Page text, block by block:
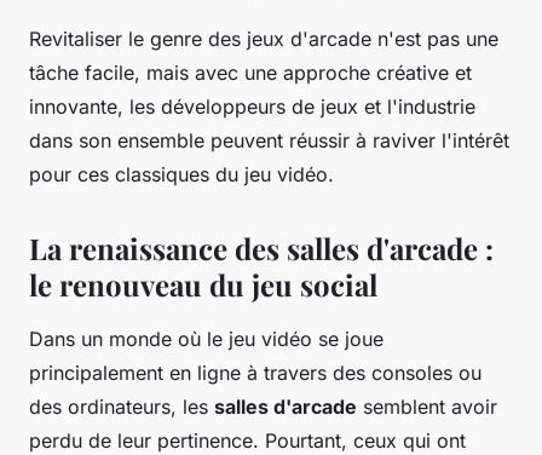
Revitaliser le genre des jeux d'arcade n'est pas une
tâche facile, mais avec une approche créative et
innovante, les développeurs de jeux et l'industrie
dans son ensemble peuvent réussir à raviver l'intérêt
pour ces classiques du jeu vidéo.
La renaissance des salles d'arcade :
le renouveau du jeu social
Dans un monde où le jeu vidéo se joue
principalement en ligne à travers des consoles ou
des ordinateurs, les salles d'arcade semblent avoir
perdu de leur pertinence. Pourtant, ceux qui ont